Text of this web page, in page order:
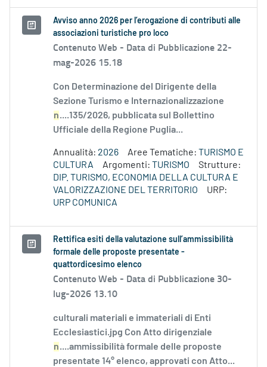
Avviso anno 2026 per l’erogazione di contributi alle
associazioni turistiche pro loco
Contenuto Web - Data di Pubblicazione 22-
mag-2026 15.18
Con Determinazione del Dirigente della
Sezione Turismo e Internazionalizzazione
n....135/2026, pubblicata sul Bollettino
Ufficiale della Regione Puglia...
Annualità: 2026 Aree Tematiche: TURISMO E
CULTURA
Argomenti: TURISMO
Strutture:
DIP. TURISMO, ECONOMIA DELLA CULTURA E
VALORIZZAZIONE DEL TERRITORIO
URP:
URP COMUNICA
Rettifica esiti della valutazione sull’ammissibilità
formale delle proposte presentate -
quattordicesimo elenco
Contenuto Web - Data di Pubblicazione 30-
lug-2026 13.10
culturali materiali e immateriali di Enti
Ecclesiastici.jpg Con Atto dirigenziale
n....ammissibilità formale delle proposte
presentate 14° elenco, approvati con Atto...